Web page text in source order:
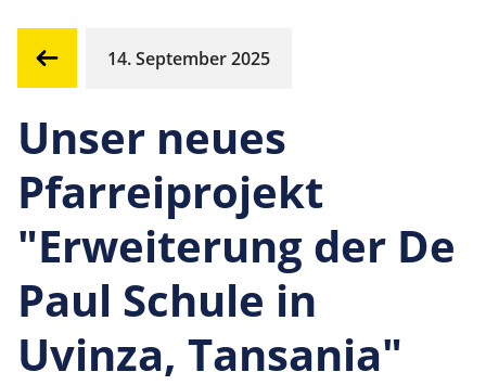
14. September 2025
Unser neues
Pfarreiprojekt
"Erweiterung der De
Paul Schule in
Uvinza, Tansania"